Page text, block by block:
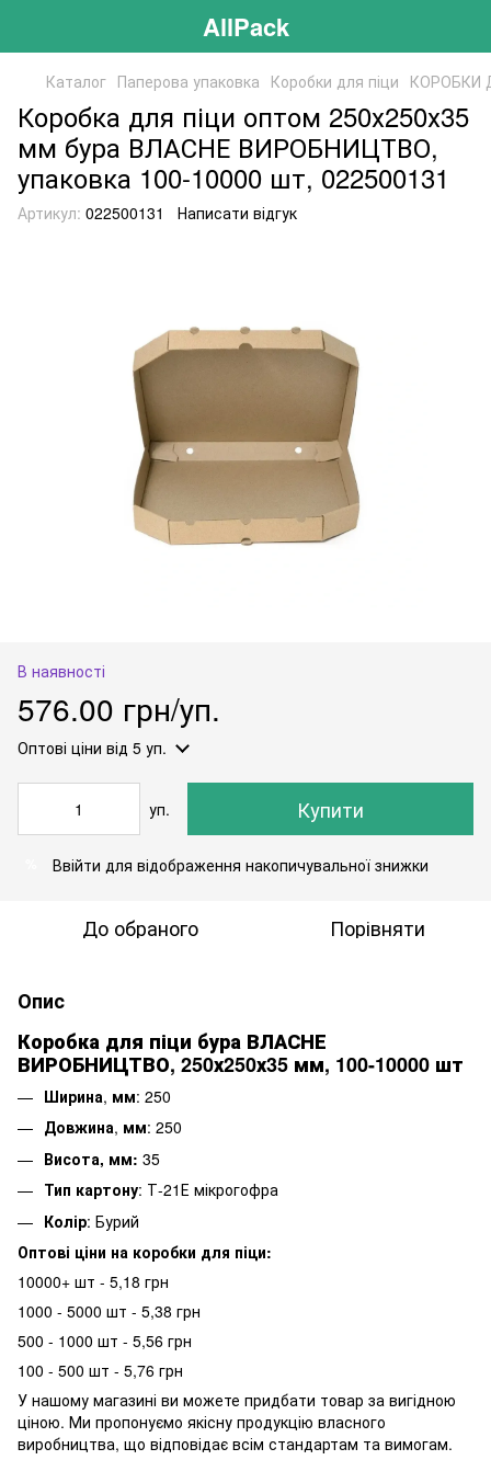
AllPack
Каталог Паперова упаковка Коробки для піци КОРОБКИ
Коробка для піци оптом 250х250х35
мм бура ВЛАСНЕ ВИРОБНИЦТВО,
упаковка 100-10000 шт, 022500131
Артикул: 022500131 Написати відгук
В наявності
576.00 грн/уп.
Оптові ціни від 5 уп.
уп. Купити
Ввійти для відображення накопичувальної знижки
До обраного Порівняти
Опис
Коробка для піци бура ВЛАСНЕ
ВИРОБНИЦТВО, 250х250х35 мм, 100-10000 шт
Ширина, мм: 250
Довжина, мм: 250
Висота, мм: 35
Тип картону: Т-21Е мікрогофра
Колір: Бурий
Оптові ціни на коробки для піци:
10000+ шт - 5,18 грн
1000 - 5000 шт - 5,38 грн
500 - 1000 шт - 5,56 грн
100 - 500 шт - 5,76 грн
У нашому магазині ви можете придбати товар за вигідною
ціною. Ми пропонуємо якісну продукцію власного
виробництва, що відповідає всім стандартам та вимогам.